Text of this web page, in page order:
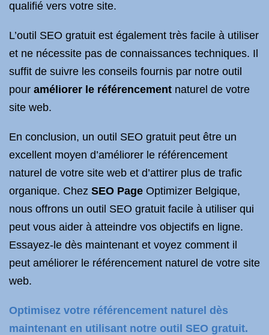
qualifié vers votre site.
L’outil SEO gratuit est également très facile à utiliser
et ne nécessite pas de connaissances techniques. Il
suffit de suivre les conseils fournis par notre outil
pour améliorer le référencement naturel de votre
site web.
En conclusion, un outil SEO gratuit peut être un
excellent moyen d’améliorer le référencement
naturel de votre site web et d’attirer plus de trafic
organique. Chez SEO Page Optimizer Belgique,
nous offrons un outil SEO gratuit facile à utiliser qui
peut vous aider à atteindre vos objectifs en ligne.
Essayez-le dès maintenant et voyez comment il
peut améliorer le référencement naturel de votre site
web.
Optimisez votre référencement naturel dès
maintenant en utilisant notre outil SEO gratuit.